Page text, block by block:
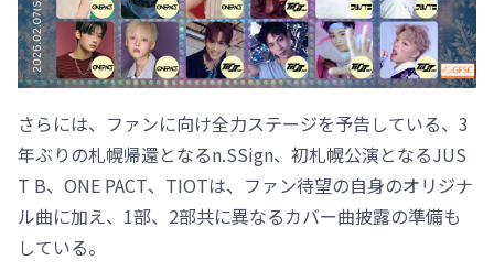
さらには、ファンに向け全力ステージを予告している、3
年ぶりの札幌帰還となるn.SSign、初札幌公演となるJUS
T B、ONE PACT、TIOTは、ファン待望の自身のオリジナ
ル曲に加え、1部、2部共に異なるカバー曲披露の準備も
している。